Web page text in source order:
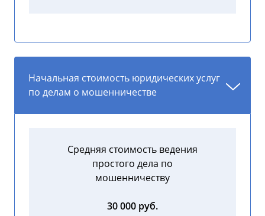
Начальная стоимость юридических услуг
по делам о мошенничестве
Средняя стоимость ведения
простого дела по
мошенничеству
30 000 руб.